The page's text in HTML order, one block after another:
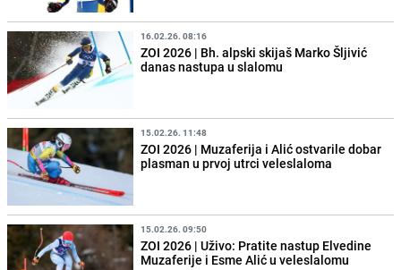
16.02.26. 08:16
ZOI 2026 | Bh. alpski skijaš Marko Šljivić
danas nastupa u slalomu
15.02.26. 11:48
ZOI 2026 | Muzaferija i Alić ostvarile dobar
plasman u prvoj utrci veleslaloma
15.02.26. 09:50
ZOI 2026 | Uživo: Pratite nastup Elvedine
Muzaferije i Esme Alić u veleslalomu